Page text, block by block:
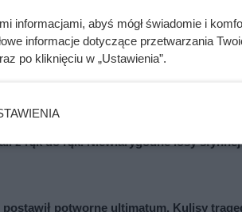
krzyża głową w dół. Mroczny i krwawy
z rąk do rąk. Niewiarygodne losy
potworne ultimatum. Kulisy
informacjami, abyś mógł świadomie i
informacje dotyczące przetwarzania
po kliknięciu w „Ustawienia”.